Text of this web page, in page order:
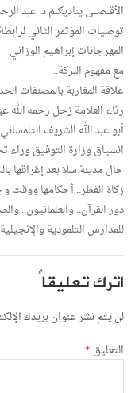
الأقــصــى يناديكــم د. عبد
توصيات المؤتمر الثاني
المهرجانات إبراهيم الوزاني
مع مفهوم البركة..
علاقة المغاربة بالمصنفات
رثاء العلامة زحل رحمه
أبو عبد الله الشريف التلمساني (710- 771/1310-
انسياق وزارة التوفيق وراء
حال مدينة سلا بعد إغراقها
زكاة الفطر.. أحكامها ووقت
دور القرآن.. والعلمانيون..
للمدارس التلمودية
اترك تعليقاً
لن يتم نشر عنوان بريدك
التعليق *